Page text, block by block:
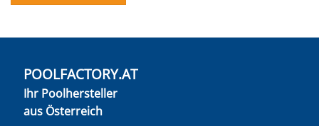
POOLFACTORY.AT
Ihr Poolhersteller
aus Österreich